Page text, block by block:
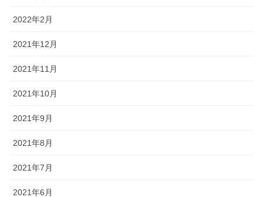
2022年2月
2021年12月
2021年11月
2021年10月
2021年9月
2021年8月
2021年7月
2021年6月